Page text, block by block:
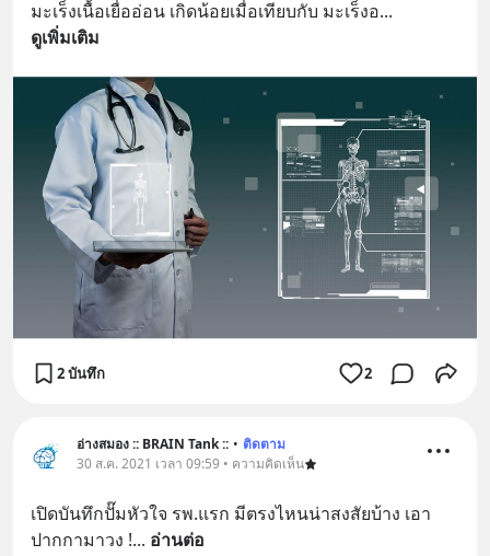
มะเร็งเนื้อเยื่ออ่อน เกิดน้อยเมื่อเทียบกับ มะเร็งอ...
ดูเพิ่มเติม
2 บันทึก 2
อ่างสมอง :: BRAIN Tank :: • ติดตาม
30 ส.ค. 2021 เวลา 09:59 • ความคิดเห็น
เปิดบันทึกปั๊มหัวใจ รพ.แรก มีตรงไหนน่าสงสัยบ้าง เอา
ปากกามาวง !... อ่านต่อ